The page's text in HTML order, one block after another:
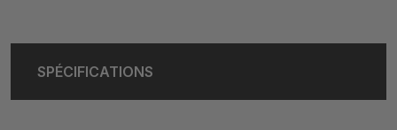
SPÉCIFICATIONS